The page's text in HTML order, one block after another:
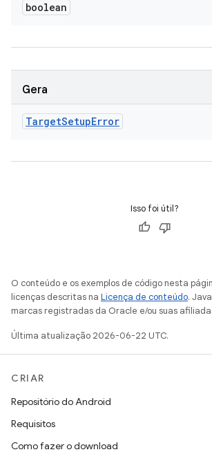
boolean
Gera
TargetSetupError
Isso foi útil?
O conteúdo e os exemplos de código nesta
licenças descritas na Licença de conteúdo.
marcas registradas da Oracle e/ou suas
Última atualização 2026-06-22 UTC.
CRIAR
Repositório do Android
Requisitos
Como fazer o download